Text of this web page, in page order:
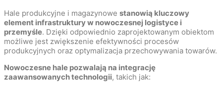
Hale produkcyjne i magazynowe stanowią kluczowy
element infrastruktury w nowoczesnej logistyce i
przemyśle. Dzięki odpowiednio zaprojektowanym obiektom
możliwe jest zwiększenie efektywności procesów
produkcyjnych oraz optymalizacja przechowywania towarów.
Nowoczesne hale pozwalają na integrację
zaawansowanych technologii, takich jak: